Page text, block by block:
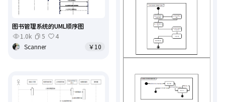
图书管理系统的UML顺序图
1.0k
5
4
Scanner
￥10